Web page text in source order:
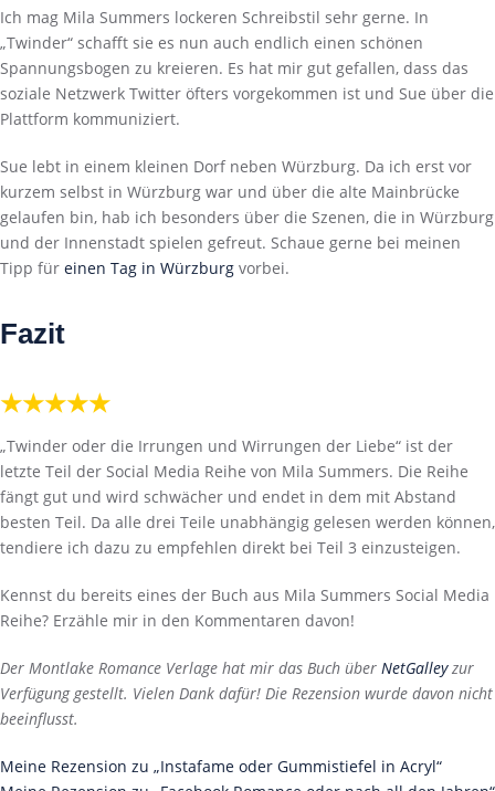
Ich mag Mila Summers lockeren Schreibstil sehr gerne. In
„Twinder“ schafft sie es nun auch endlich einen schönen
Spannungsbogen zu kreieren. Es hat mir gut gefallen, dass das
soziale Netzwerk Twitter öfters vorgekommen ist und Sue über die
Plattform kommuniziert.
Sue lebt in einem kleinen Dorf neben Würzburg. Da ich erst vor
kurzem selbst in Würzburg war und über die alte Mainbrücke
gelaufen bin, hab ich besonders über die Szenen, die in Würzburg
und der Innenstadt spielen gefreut. Schaue gerne bei meinen
Tipp für einen Tag in Würzburg vorbei.
Fazit
★★★★★
„Twinder oder die Irrungen und Wirrungen der Liebe“ ist der
letzte Teil der Social Media Reihe von Mila Summers. Die Reihe
fängt gut und wird schwächer und endet in dem mit Abstand
besten Teil. Da alle drei Teile unabhängig gelesen werden können,
tendiere ich dazu zu empfehlen direkt bei Teil 3 einzusteigen.
Kennst du bereits eines der Buch aus Mila Summers Social Media
Reihe? Erzähle mir in den Kommentaren davon!
Der Montlake Romance Verlage hat mir das Buch über NetGalleyzur
Verfügung gestellt. Vielen Dank dafür! Die Rezension wurde davon nicht
beeinflusst.
Meine Rezension zu „Instafame oder Gummistiefel in Acryl“